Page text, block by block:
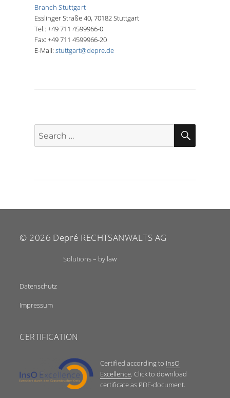
Branch Stuttgart
Esslinger Straße 40, 70182 Stuttgart
Tel.: +49 711 4599966-0
Fax: +49 711 4599966-20
E-Mail: stuttgart@depre.de
Search
for:
SEARCH
© 2026 Depré RECHTSANWALTS AG
Solutions – by law
Datenschutz
Impressum
CERTIFICATION
Certified according to InsO
Excellence. Click to download
certificate as PDF-document.